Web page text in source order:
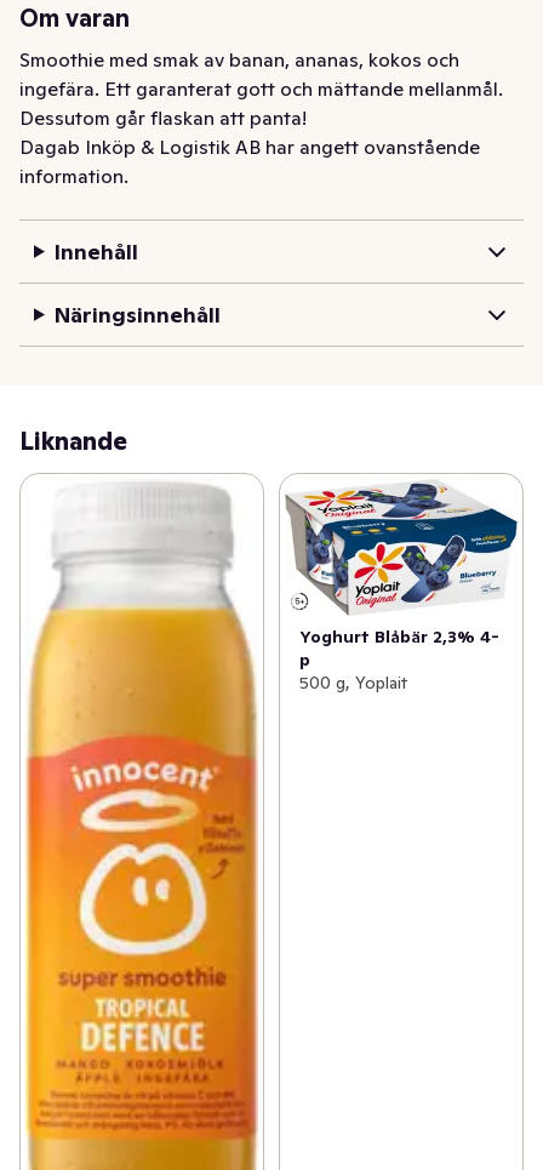
Om varan
Smoothie med smak av banan, ananas, kokos och
ingefära. Ett garanterat gott och mättande mellanmål.
Dessutom går flaskan att panta!
Dagab Inköp & Logistik AB har angett ovanstående
information.
Innehåll
Näringsinnehåll
Liknande
Yoghurt Blåbär 2,3% 4-
p
500 g, Yoplait